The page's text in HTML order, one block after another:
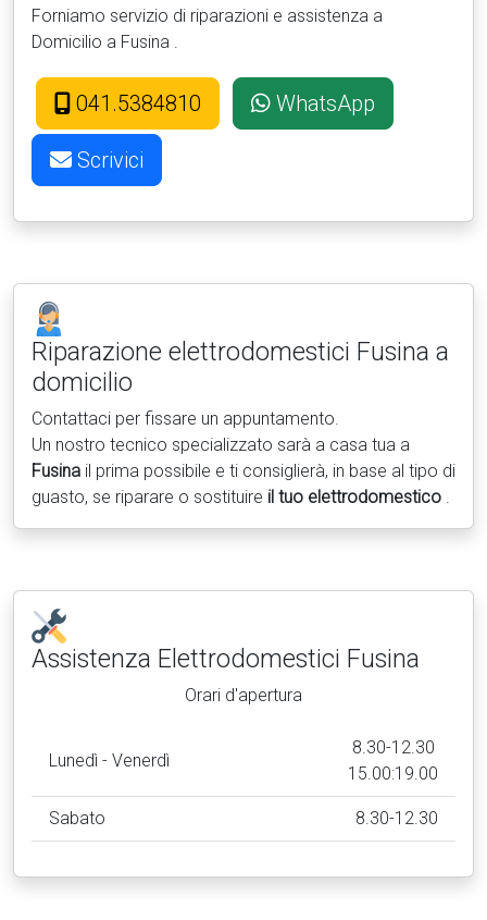
Forniamo servizio di riparazioni e assistenza a
Domicilio a Fusina .
041.5384810 WhatsApp
Scrivici
Riparazione elettrodomestici Fusina a
domicilio
Contattaci per fissare un appuntamento.
Un nostro tecnico specializzato sarà a casa tua a
Fusina il prima possibile e ti consiglierà, in base al tipo di
guasto, se riparare o sostituire il tuo elettrodomestico .
Assistenza Elettrodomestici Fusina
Orari d'apertura
Lunedì - Venerdì
8.30-12.30
15.00:19.00
Sabato 8.30-12.30